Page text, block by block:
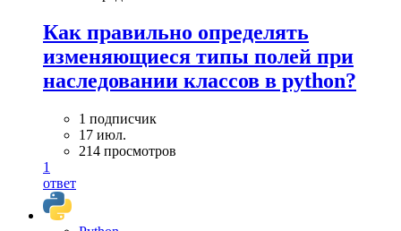
Как правильно определять
изменяющиеся типы полей при
наследовании классов в python?
1 подписчик
17 июл.
214 просмотров
1
ответ